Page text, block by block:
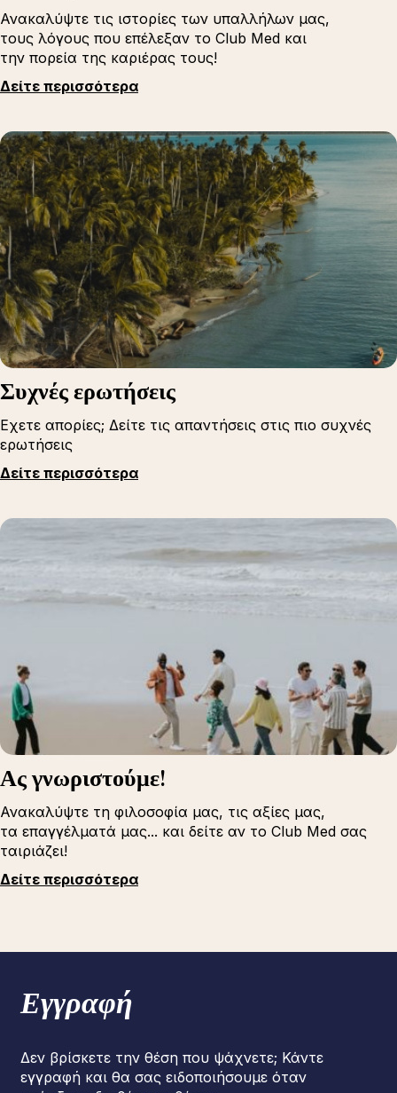
Ανακαλύψτε τις ιστορίες των υπαλλήλων μας,
τους λόγους που επέλεξαν το Club Med και
την πορεία της καριέρας τους!
Δείτε περισσότερα
Συχνές ερωτήσεις
Εχετε απορίες; Δείτε τις απαντήσεις στις πιο συχνές
ερωτήσεις
Δείτε περισσότερα
Ας γνωριστούμε!
Ανακαλύψτε τη φιλοσοφία μας, τις αξίες μας,
τα επαγγέλματά μας... και δείτε αν το Club Med σας
ταιριάζει!
Δείτε περισσότερα
Εγγραφή
Δεν βρίσκετε την θέση που ψάχνετε; Κάντε
εγγραφή και θα σας ειδοποιήσουμε όταν